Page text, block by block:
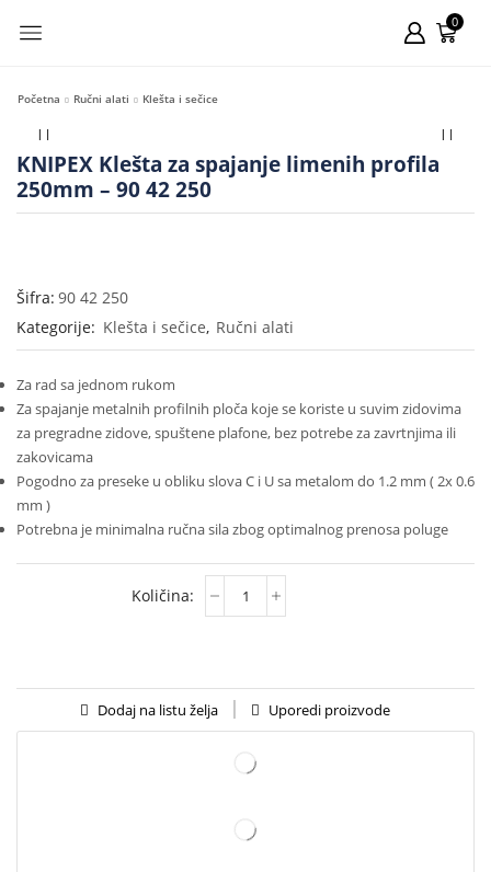
0
Početna Ručni alati Klešta i sečice
KNIPEX Klešta za spajanje limenih profila
250mm – 90 42 250
Šifra: 90 42 250
Kategorije: Klešta i sečice, Ručni alati
Za rad sa jednom rukom
Za spajanje metalnih profilnih ploča koje se koriste u suvim zidovima
za pregradne zidove, spuštene plafone, bez potrebe za zavrtnjima ili
zakovicama
Pogodno za preseke u obliku slova C i U sa metalom do 1.2 mm ( 2x 0.6
mm )
Potrebna je minimalna ručna sila zbog optimalnog prenosa poluge
Dodaj na listu želja Uporedi proizvode